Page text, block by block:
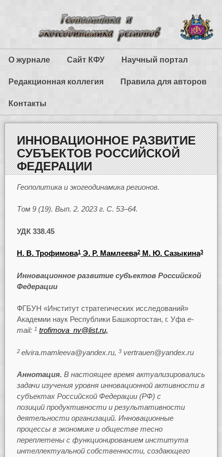
О журнале Сайт КФУ Научный портал
Редакционная коллегия Правила для авторов
Контакты
ИННОВАЦИОННОЕ РАЗВИТИЕ
СУБЪЕКТОВ РОССИЙСКОЙ
ФЕДЕРАЦИИ
Геополитика и экогеодинамика регионов.
Том 9 (19). Вып. 2. 2023 г. С. 53–64.
УДК 338.45
Н. В. Трофимова1Э. Р. Мамлеева2М. Ю. Сазыкина3
Инновационное развитие субъектов Российской
Федерации
ФГБУН «Институт стратегических исследований»
Академии наук Республики Башкортостан, г. Уфа e-
mail: 1 trofimova_nv@list.ru,
2 elvira.mamleeva@yandex.ru, 3vertrauen@yandex.ru
Аннотация. В настоящее время актуализировались
задачи изучения уровня инновационной активности в
субъектах Российской Федерации (РФ) с
позиций продуктивности и результативности
деятельности организаций. Инновационные
процессы в экономике и обществе тесно
переплетены с функционированием института
интеллектуальной собственности, создающего